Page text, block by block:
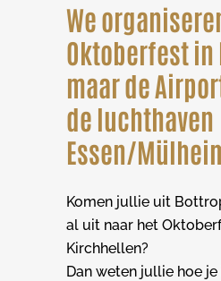
We
Oktoberfest in
maar de
de luchthaven
Essen/
Komen jullie uit
al uit naar het
Kirchhellen?
Dan weten jullie hoe